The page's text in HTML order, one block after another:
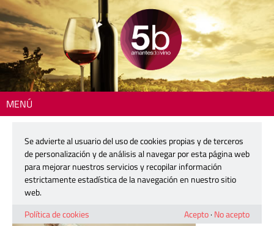
MENÚ
MEnsaje en una botella
12 julio, 2016
Se advierte al usuario del uso de cookies propias y de terceros
de personalización y de análisis al navegar por esta página web
para mejorar nuestros servicios y recopilar información
estrictamente estadística de la navegación en nuestro sitio
web.
Política de cookies
Acepto· No acepto